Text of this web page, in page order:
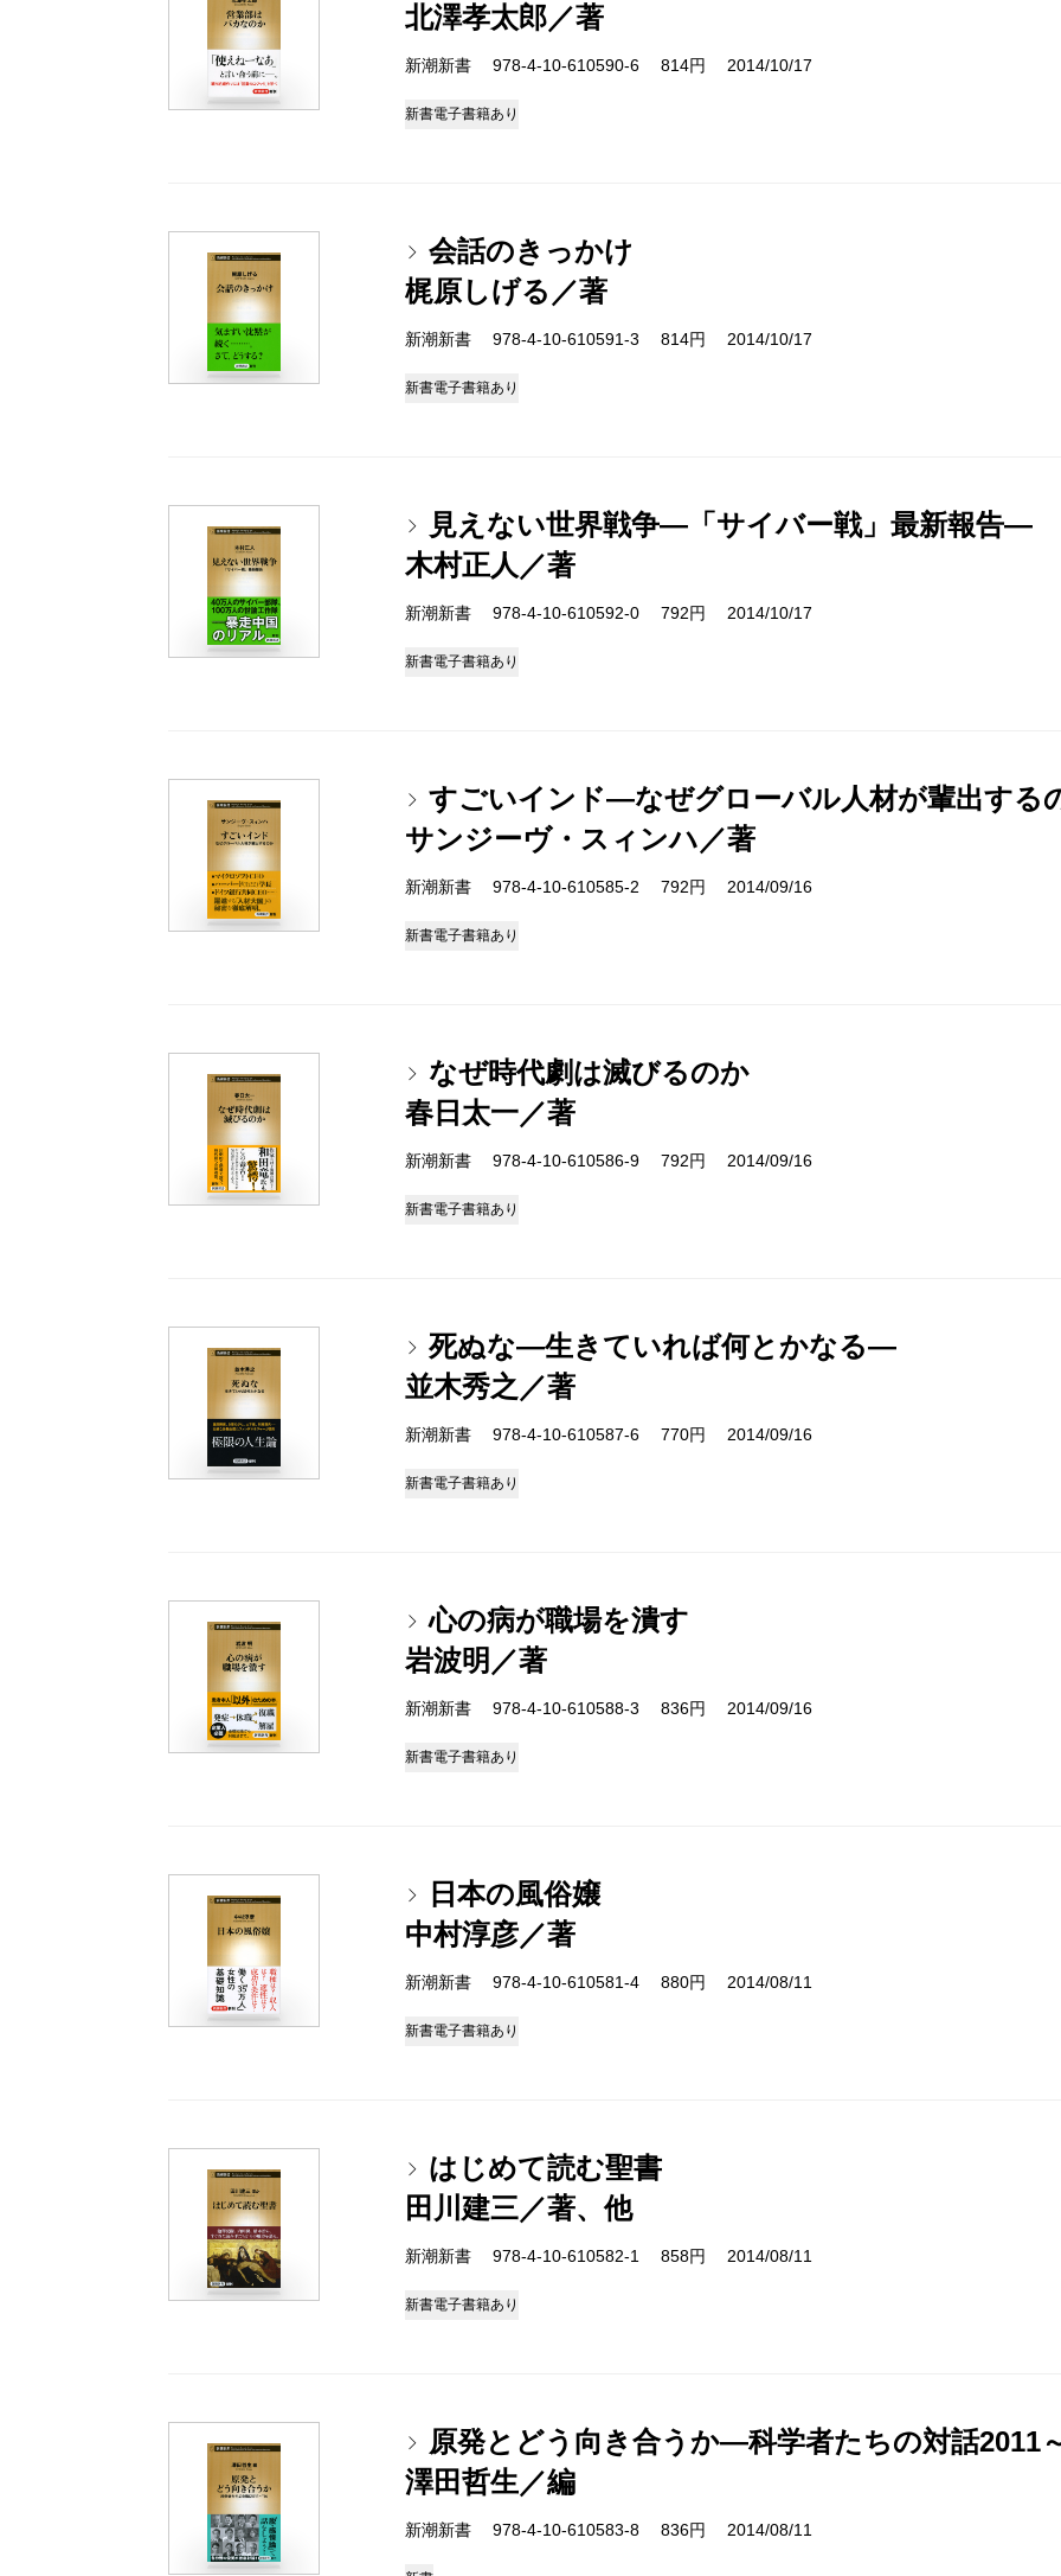
北澤孝太郎／著
新潮新書 978-4-10-610590-6 814円 2014/10/17
新書電子書籍あり
会話のきっかけ
梶原しげる／著
新潮新書 978-4-10-610591-3 814円 2014/10/17
新書電子書籍あり
見えない世界戦争―「サイバー戦」最新報告―
木村正人／著
新潮新書 978-4-10-610592-0 792円 2014/10/17
新書電子書籍あり
すごいインド―なぜグローバル人材が輩出する
サンジーヴ・スィンハ／著
新潮新書 978-4-10-610585-2 792円 2014/09/16
新書電子書籍あり
なぜ時代劇は滅びるのか
春日太一／著
新潮新書 978-4-10-610586-9 792円 2014/09/16
新書電子書籍あり
死ぬな―生きていれば何とかなる―
並木秀之／著
新潮新書 978-4-10-610587-6 770円 2014/09/16
新書電子書籍あり
心の病が職場を潰す
岩波明／著
新潮新書 978-4-10-610588-3 836円 2014/09/16
新書電子書籍あり
日本の風俗嬢
中村淳彦／著
新潮新書 978-4-10-610581-4 880円 2014/08/11
新書電子書籍あり
はじめて読む聖書
田川建三／著、他
新潮新書 978-4-10-610582-1 858円 2014/08/11
新書電子書籍あり
原発とどう向き合うか―科学者たちの対話2011
澤田哲生／編
新潮新書 978-4-10-610583-8 836円 2014/08/11